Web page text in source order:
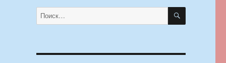
Искать: ПОИСК